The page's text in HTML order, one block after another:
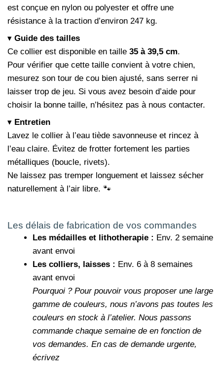
est conçue en nylon ou polyester et offre une
résistance à la traction d’environ 247 kg.
▾ Guide des tailles
Ce collier est disponible en taille 35 à 39,5 cm.
Pour vérifier que cette taille convient à votre chien,
mesurez son tour de cou bien ajusté, sans serrer ni
laisser trop de jeu. Si vous avez besoin d’aide pour
choisir la bonne taille, n’hésitez pas à nous contacter.
▾ Entretien
Lavez le collier à l’eau tiède savonneuse et rincez à
l’eau claire. Évitez de frotter fortement les parties
métalliques (boucle, rivets).
Ne laissez pas tremper longuement et laissez sécher
naturellement à l’air libre. 🐾
Les délais de fabrication de vos commandes
Les médailles et lithotherapie : Env. 2 semaine
avant envoi
Les colliers, laisses : Env. 6 à 8 semaines
avant envoi
Pourquoi ? Pour pouvoir vous proposer une large
gamme de couleurs, nous n’avons pas toutes les
couleurs en stock à l’atelier. Nous passons
commande chaque semaine de en fonction de
vos demandes. En cas de demande urgente,
écrivez